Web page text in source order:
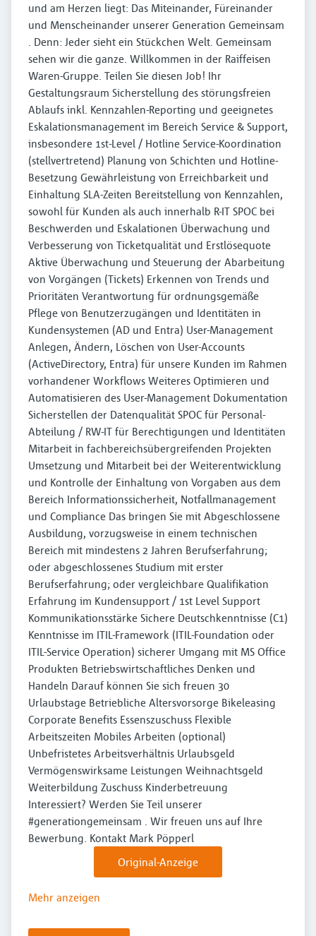
und am Herzen liegt: Das Miteinander, Füreinander
und Menscheinander unserer Generation Gemeinsam
. Denn: Jeder sieht ein Stückchen Welt. Gemeinsam
sehen wir die ganze. Willkommen in der Raiffeisen
Waren-Gruppe. Teilen Sie diesen Job! Ihr
Gestaltungsraum Sicherstellung des störungsfreien
Ablaufs inkl. Kennzahlen-Reporting und geeignetes
Eskalationsmanagement im Bereich Service & Support,
insbesondere 1st-Level / Hotline Service-Koordination
(stellvertretend) Planung von Schichten und Hotline-
Besetzung Gewährleistung von Erreichbarkeit und
Einhaltung SLA-Zeiten Bereitstellung von Kennzahlen,
sowohl für Kunden als auch innerhalb R-IT SPOC bei
Beschwerden und Eskalationen Überwachung und
Verbesserung von Ticketqualität und Erstlösequote
Aktive Überwachung und Steuerung der Abarbeitung
von Vorgängen (Tickets) Erkennen von Trends und
Prioritäten Verantwortung für ordnungsgemäße
Pflege von Benutzerzugängen und Identitäten in
Kundensystemen (AD und Entra) User-Management
Anlegen, Ändern, Löschen von User-Accounts
(ActiveDirectory, Entra) für unsere Kunden im Rahmen
vorhandener Workflows Weiteres Optimieren und
Automatisieren des User-Management Dokumentation
Sicherstellen der Datenqualität SPOC für Personal-
Abteilung / RW-IT für Berechtigungen und Identitäten
Mitarbeit in fachbereichsübergreifenden Projekten
Umsetzung und Mitarbeit bei der Weiterentwicklung
und Kontrolle der Einhaltung von Vorgaben aus dem
Bereich Informationssicherheit, Notfallmanagement
und Compliance Das bringen Sie mit Abgeschlossene
Ausbildung, vorzugsweise in einem technischen
Bereich mit mindestens 2 Jahren Berufserfahrung;
oder abgeschlossenes Studium mit erster
Berufserfahrung; oder vergleichbare Qualifikation
Erfahrung im Kundensupport / 1st Level Support
Kommunikationsstärke Sichere Deutschkenntnisse (C1)
Kenntnisse im ITIL-Framework (ITIL-Foundation oder
ITIL-Service Operation) sicherer Umgang mit MS Office
Produkten Betriebswirtschaftliches Denken und
Handeln Darauf können Sie sich freuen 30
Urlaubstage Betriebliche Altersvorsorge Bikeleasing
Corporate Benefits Essenszuschuss Flexible
Arbeitszeiten Mobiles Arbeiten (optional)
Unbefristetes Arbeitsverhältnis Urlaubsgeld
Vermögenswirksame Leistungen Weihnachtsgeld
Weiterbildung Zuschuss Kinderbetreuung
Interessiert? Werden Sie Teil unserer
#generationgemeinsam . Wir freuen uns auf Ihre
Bewerbung. Kontakt Mark Pöpperl
Original-Anzeige
Mehr anzeigen